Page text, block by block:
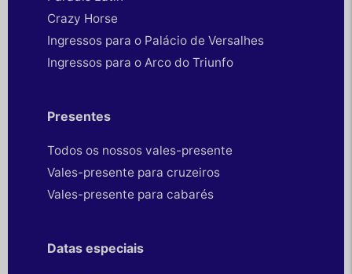
Crazy Horse
Ingressos para o Palácio de Versalhes
Ingressos para o Arco do Triunfo
Presentes
Todos os nossos vales-presente
Vales-presente para cruzeiros
Vales-presente para cabarés
Datas especiais